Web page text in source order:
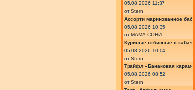
05.08.2026 11:37
от Stern
Ассорти маринованное
05.08.2026 10:35
от МАМА СОНИ
Куриные отбивные с
05.08.2026 10:04
от Stern
Трайфл «Банановая
05.08.2026 08:52
от Stern